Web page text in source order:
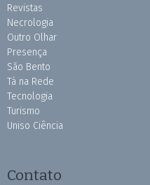
Revistas
Necrologia
Outro Olhar
Presença
São Bento
Tá na Rede
Tecnologia
Turismo
Uniso Ciência
Contato